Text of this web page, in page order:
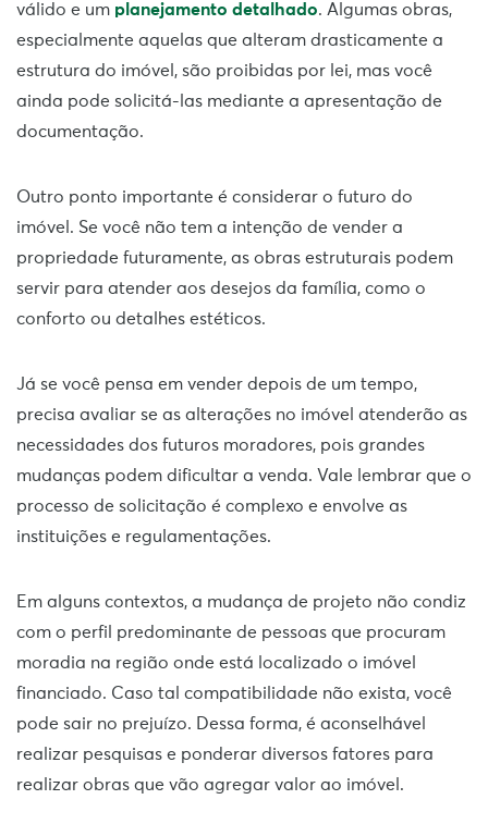
válido e um planejamento detalhado. Algumas obras,
especialmente aquelas que alteram drasticamente a
estrutura do imóvel, são proibidas por lei, mas você
ainda pode solicitá-las mediante a apresentação de
documentação.
Outro ponto importante é considerar o futuro do
imóvel. Se você não tem a intenção de vender a
propriedade futuramente, as obras estruturais podem
servir para atender aos desejos da família, como o
conforto ou detalhes estéticos.
Já se você pensa em vender depois de um tempo,
precisa avaliar se as alterações no imóvel atenderão as
necessidades dos futuros moradores, pois grandes
mudanças podem dificultar a venda. Vale lembrar que o
processo de solicitação é complexo e envolve as
instituições e regulamentações.
Em alguns contextos, a mudança de projeto não condiz
com o perfil predominante de pessoas que procuram
moradia na região onde está localizado o imóvel
financiado. Caso tal compatibilidade não exista, você
pode sair no prejuízo. Dessa forma, é aconselhável
realizar pesquisas e ponderar diversos fatores para
realizar obras que vão agregar valor ao imóvel.